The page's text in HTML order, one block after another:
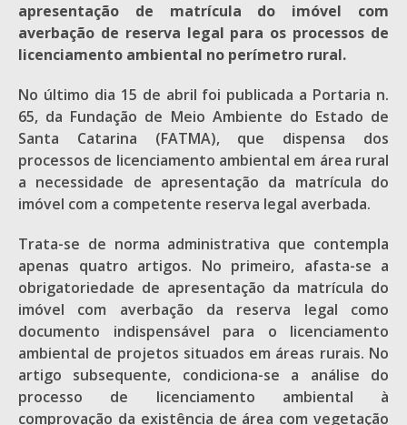
apresentação de matrícula do imóvel com
averbação de reserva legal para os processos de
licenciamento ambiental no perímetro rural.
No último dia 15 de abril foi publicada a Portaria n.
65, da Fundação de Meio Ambiente do Estado de
Santa Catarina (FATMA), que dispensa dos
processos de licenciamento ambiental em área rural
a necessidade de apresentação da matrícula do
imóvel com a competente reserva legal averbada.
Trata-se de norma administrativa que contempla
apenas quatro artigos. No primeiro, afasta-se a
obrigatoriedade de apresentação da matrícula do
imóvel com averbação da reserva legal como
documento indispensável para o licenciamento
ambiental de projetos situados em áreas rurais. No
artigo subsequente, condiciona-se a análise do
processo de licenciamento ambiental à
comprovação da existência de área com vegetação